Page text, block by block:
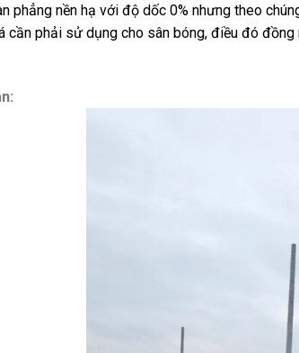
phẳng nền hạ với độ dốc 0% nhưng theo
cần phải sử dụng cho sân bóng, điều đó